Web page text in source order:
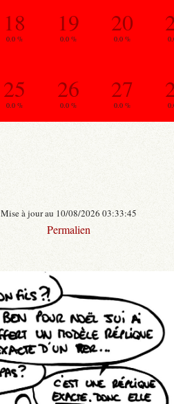
18
0.0 %
19
0.0 %
20
0.0 %
25
0.0 %
26
0.0 %
27
0.0 %
Mise à jour au 10/08/2026 03:33:45
Permalien